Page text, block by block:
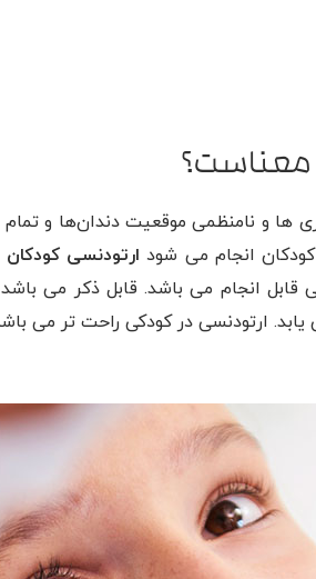
معناست؟
ها و نامنظمی موقعیت دندان‌ها و
انجام می شود ارتودنسی کودکان
انجام می باشد. قابل ذکر می
ارتودنسی در کودکی راحت تر می